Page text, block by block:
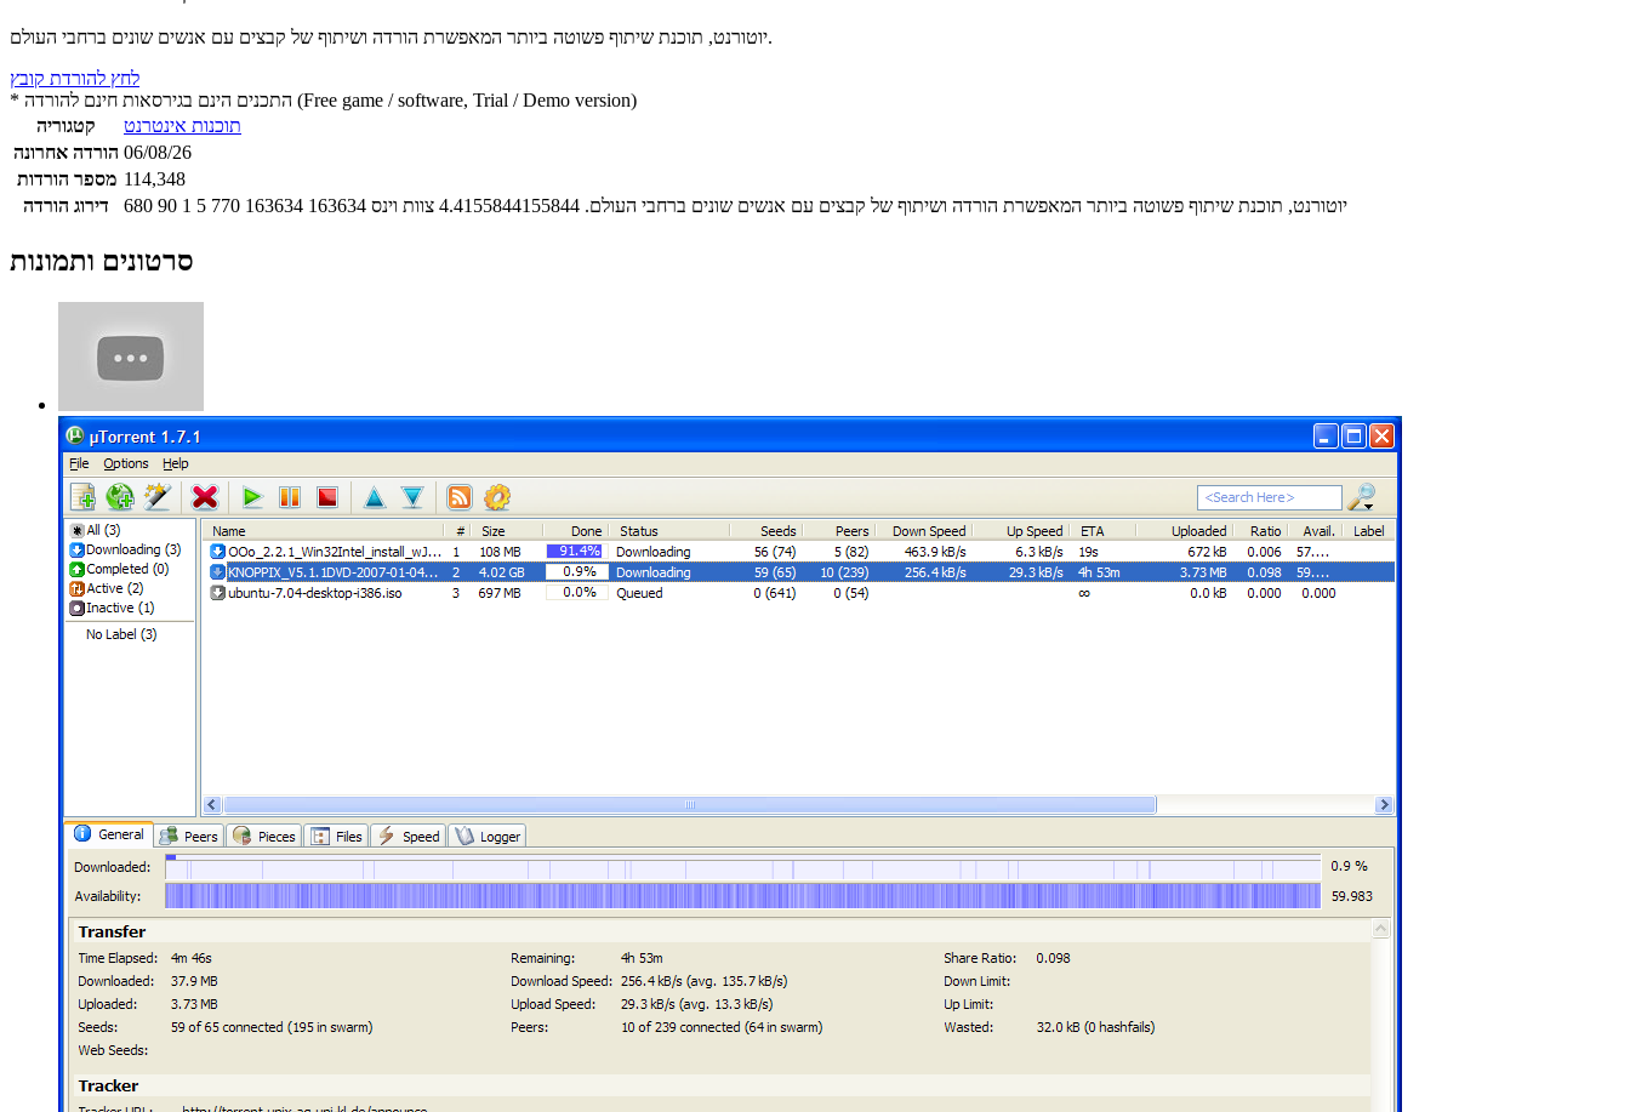
יוטורנט, תוכנת שיתוף פשוטה ביותר המאפשרת הורדה ושיתוף של קבצים עם אנשים שונים ברחבי העולם.
לחץ להורדת קובץ
* התכנים הינם בגירסאות חינם להורדה (Free game / software, Trial / Demo version)
קטגוריה
תוכנות אינטרנט
הורדה אחרונה 06/08/26
מספר הורדות 114,348
דירוג הורדה
680 90 יוטורנט, תוכנת שיתוף פשוטה ביותר המאפשרת הורדה ושיתוף של קבצים עם אנשים שונים ברחבי העולם. 4.4155844155844 צוות וינס 163634
163634
770
5
1
סרטונים ותמונות